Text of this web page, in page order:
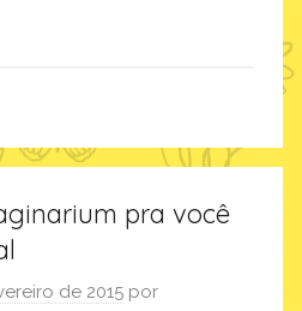
pra você
de 2015 por